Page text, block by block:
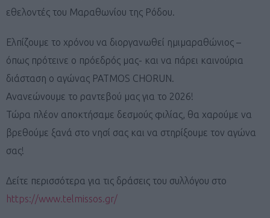
εθελοντές του Μαραθωνίου της Ρόδου.
Ελπίζουμε το χρόνου να διοργανωθεί ημιμαραθώνιος –
όπως πρότεινε ο πρόεδρός μας- και να πάρει καινούρια
διάσταση ο αγώνας PATMOS CHORUN.
Ανανεώνουμε το ραντεβού μας για το 2026!
Τώρα πλέον αποκτήσαμε δεσμούς φιλίας, θα χαρούμε να
βρεθούμε ξανά στο νησί σας και να στηρίξουμε τον αγώνα
σας!
Δείτε περισσότερα για τις δράσεις του συλλόγου στο
https://www.telmissos.gr/